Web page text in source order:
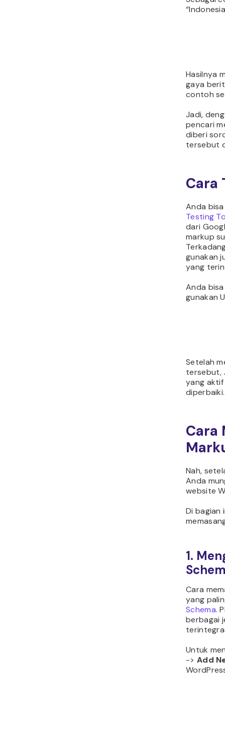
Hasilnya
gaya
contoh
Jadi,
pencari
diberi
tersebut
Cara
Anda
Testing
dari
markup
gunakan
yang
Anda
gunakan
Setelah
tersebut,
yang
diperbaiki.
Cara
Nah,
Anda
website
Di bagian
1.
Cara
yang
Schema.
berbagai
Untuk
-> Add